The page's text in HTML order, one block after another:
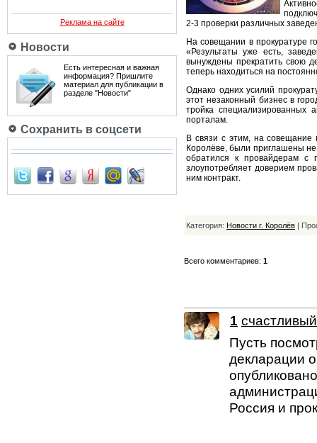
Реклама на сайте
Новости
Есть интересная и важная
информация? Пришлите
материал для публикации в
разделе "Новости"
Сохранить в соцсети
2-3 проверки различных
На совещании в прокуратуре
«Результаты уже есть,
вынуждены прекратить свою
теперь находиться на
Однако одних усилий
этот незаконный бизнес в
тройка специализированных
порталам.
В связи с этим, на совещание
Королёве, были приглашены
обратился к провайдерам с
злоупотребляет доверием
ним контракт.
Категория: Новости г. Королёв |
Всего комментариев: 1
1 счастливый
Пусть
декларации
Россия и